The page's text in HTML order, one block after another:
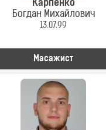
Карпенко
Богдан Михайлович
13.07.99
Масажист